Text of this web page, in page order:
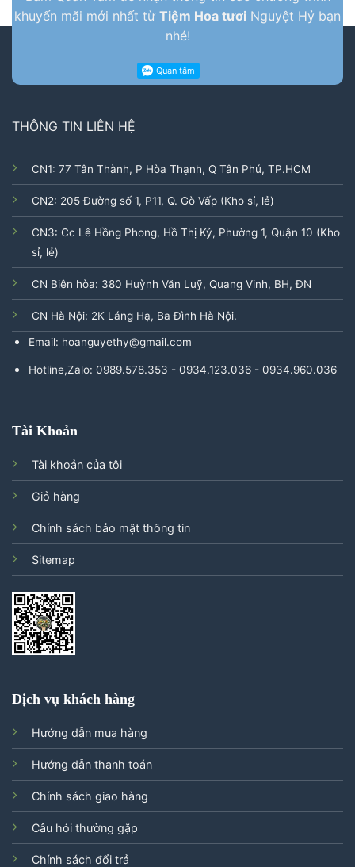
khuyến mãi mới nhất từ Tiệm Hoa tươi Nguyệt Hỷ bạn
nhé!
THÔNG TIN LIÊN HỆ
CN1: 77 Tân Thành, P Hòa Thạnh, Q Tân Phú, TP.HCM
CN2: 205 Đường số 1, P11, Q. Gò Vấp (Kho sỉ, lẻ)
CN3: Cc Lê Hồng Phong, Hồ Thị Kỷ, Phường 1, Quận 10 (Kho
sỉ, lẻ)
CN Biên hòa: 380 Huỳnh Văn Luỹ, Quang Vinh, BH, ĐN
CN Hà Nội: 2K Láng Hạ, Ba Đình Hà Nội.
Email: hoanguyethy@gmail.com
Hotline,Zalo: 0989.578.353 - 0934.123.036 - 0934.960.036
Tài Khoản
Tài khoản của tôi
Giỏ hàng
Chính sách bảo mật thông tin
Sitemap
Dịch vụ khách hàng
Hướng dẫn mua hàng
Hướng dẫn thanh toán
Chính sách giao hàng
Câu hỏi thường gặp
Chính sách đổi trả